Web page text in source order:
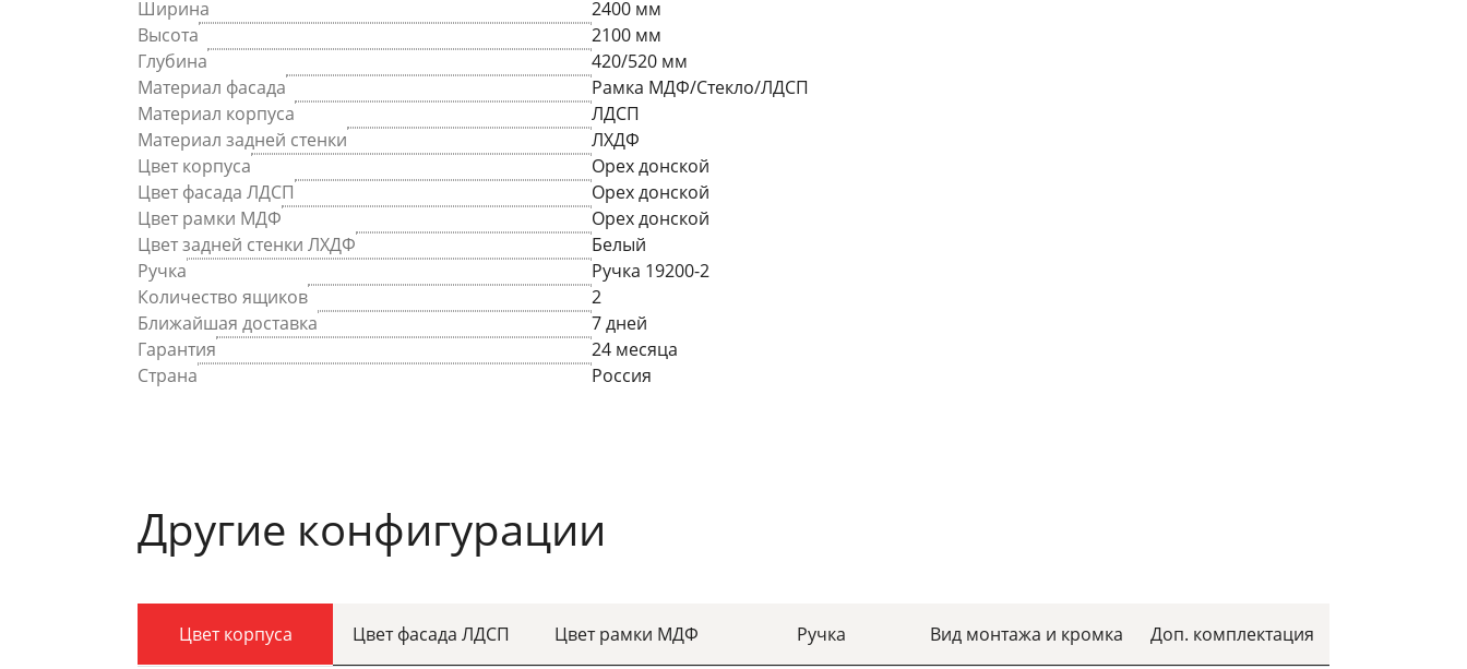
Ширина
2400 мм
Высота
2100 мм
Глубина
420/520 мм
Материал фасада
Рамка МДФ/Стекло/ЛДСП
Материал корпуса
ЛДСП
Материал задней стенки
ЛХДФ
Цвет корпуса
Орех донской
Цвет фасада ЛДСП
Орех донской
Цвет рамки МДФ
Орех донской
Цвет задней стенки ЛХДФ
Белый
Ручка
Ручка 19200-2
Количество ящиков
2
Ближайшая доставка
7 дней
Гарантия
24 месяца
Страна
Россия
Другие конфигурации
Цвет корпуса Цвет фасада ЛДСП Цвет рамки МДФ Ручка Вид монтажа и кромка Доп. комплектация